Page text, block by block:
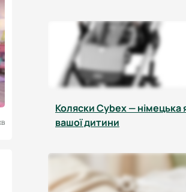
Коляски Cybex — німецька
вашої дитини